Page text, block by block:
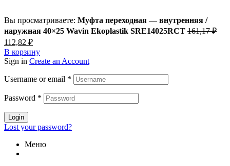
Вы просматриваете: Муфта переходная — внутренняя /
наружная 40×25 Wavin Ekoplastik SRE14025RCT 161,17₽
Первоначальная
цена
составляла
112,82 ₽Текущая
цена:
112,82 ₽.
В корзину
Sign in Create an Account
Username or email *
Password *
Login
Lost your password?
Меню